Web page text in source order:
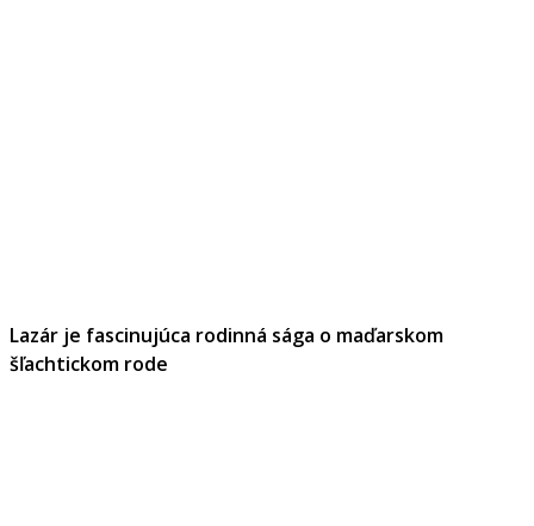
Lazár je fascinujúca rodinná sága o maďarskom
šľachtickom rode